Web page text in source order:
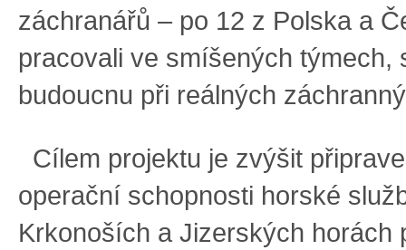
záchranářů – po 12 z Polska a
pracovali ve smíšených týmech,
budoucnu při reálných
Cílem projektu je zvýšit
operační schopnosti horské
Krkonoších a Jizerských horách